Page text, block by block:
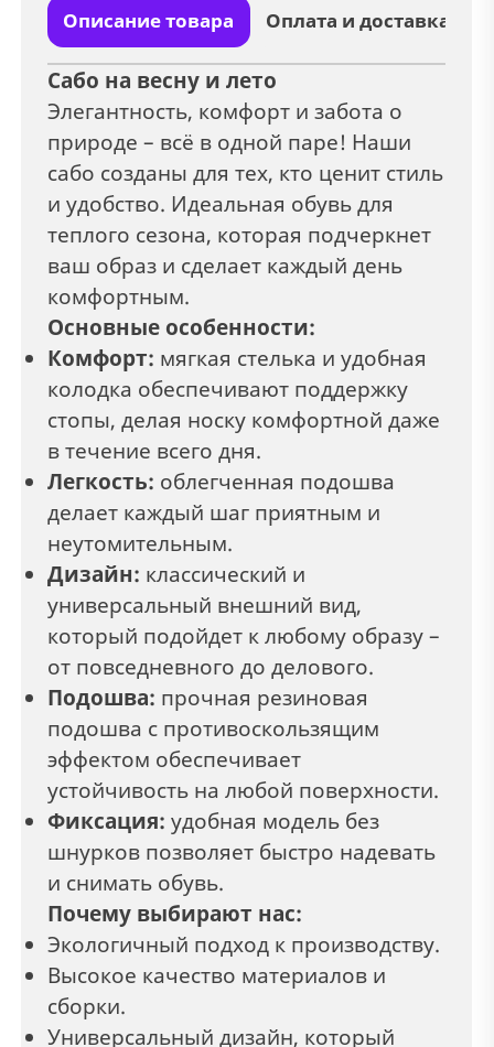
Описание товара Оплата и доставка
Сабо на весну и лето
Элегантность, комфорт и забота о
природе – всё в одной паре! Наши
сабо созданы для тех, кто ценит стиль
и удобство. Идеальная обувь для
теплого сезона, которая подчеркнет
ваш образ и сделает каждый день
комфортным.
Основные особенности:
Комфорт: мягкая стелька и удобная
колодка обеспечивают поддержку
стопы, делая носку комфортной даже
в течение всего дня.
Легкость: облегченная подошва
делает каждый шаг приятным и
неутомительным.
Дизайн: классический и
универсальный внешний вид,
который подойдет к любому образу –
от повседневного до делового.
Подошва: прочная резиновая
подошва с противоскользящим
эффектом обеспечивает
устойчивость на любой поверхности.
Фиксация: удобная модель без
шнурков позволяет быстро надевать
и снимать обувь.
Почему выбирают нас:
Экологичный подход к производству.
Высокое качество материалов и
сборки.
Универсальный дизайн, который